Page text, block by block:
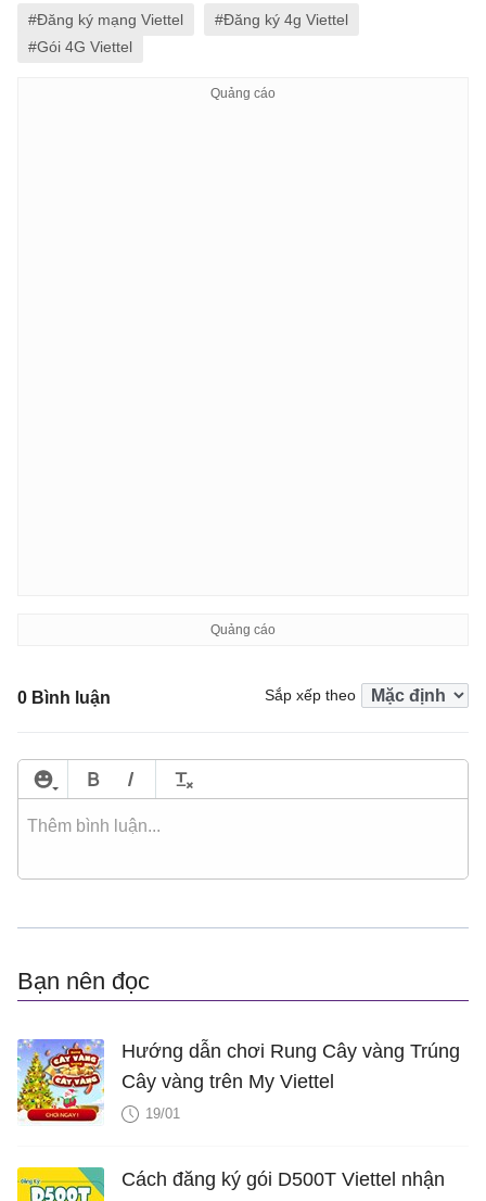
#Đăng ký mạng Viettel
#Đăng ký 4g Viettel
#Gói 4G Viettel
0 Bình luận Sắp xếp theo
Bạn nên đọc
Hướng dẫn chơi Rung Cây vàng Trúng
Cây vàng trên My Viettel
19/01
Cách đăng ký gói D500T Viettel nhận